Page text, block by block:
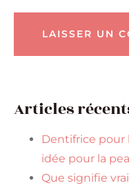
Articles
Dentifrice pour
idée pour la
Que signifie